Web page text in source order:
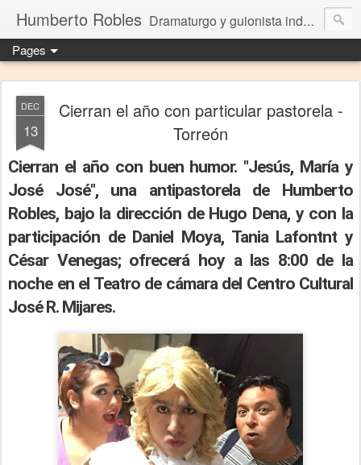
Humberto Robles Dramaturgo y guionista independiente
Pages
DEC
13
Cierran el año con particular pastorela -
Torreón
Cierran el año con buen humor. "Jesús, María y
José José", una antipastorela de Humberto
Robles, bajo la dirección de Hugo Dena, y con la
participación de Daniel Moya, Tania Lafontnt y
César Venegas; ofrecerá hoy a las 8:00 de la
noche en el Teatro de cámara del Centro Cultural
José R. Mijares.